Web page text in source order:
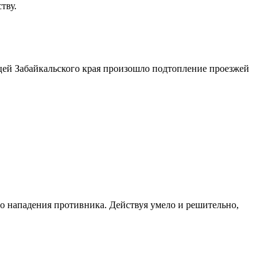
Забайкальского края произошло подтопление проезжей
противника. Действуя умело и решительно,